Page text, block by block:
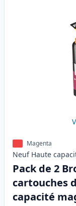
Magenta
Neuf Haute
Pack de 2
cartouches
capacité